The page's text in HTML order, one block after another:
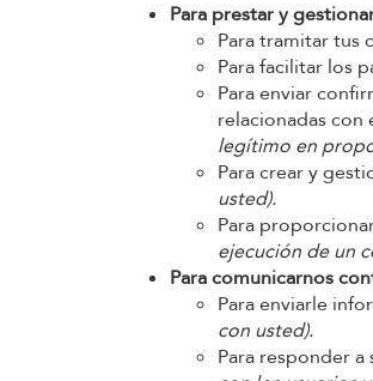
Para prestar y
Para tramitar tus
Para facilitar los
Para enviar
relacionadas con
legítimo en
Para crear y
usted).
Para
ejecución de un
Para comunicarnos
Para enviarle
con usted).
Para responder